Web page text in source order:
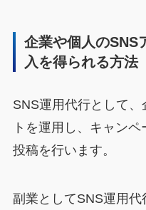
企業や個人のSNS
入を得られる方法
SNS運用代行として
トを運用し、キャン
投稿を行います。
副業としてSNS運用